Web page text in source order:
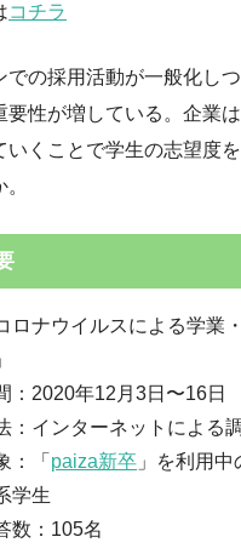
コチラ
での採用活動が一般化し
要性が増している。企業
いくことで学生の志望度
ロナウイルスによる学業
：2020年12月3日〜16日
：インターネットによる
：「 paiza新卒 」を利用
学生
数：105名